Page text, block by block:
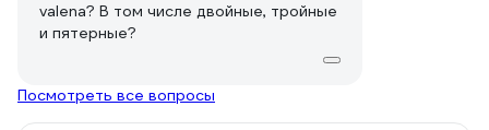
valena? В том числе двойные, тройные
и пятерные?
Посмотреть все вопросы